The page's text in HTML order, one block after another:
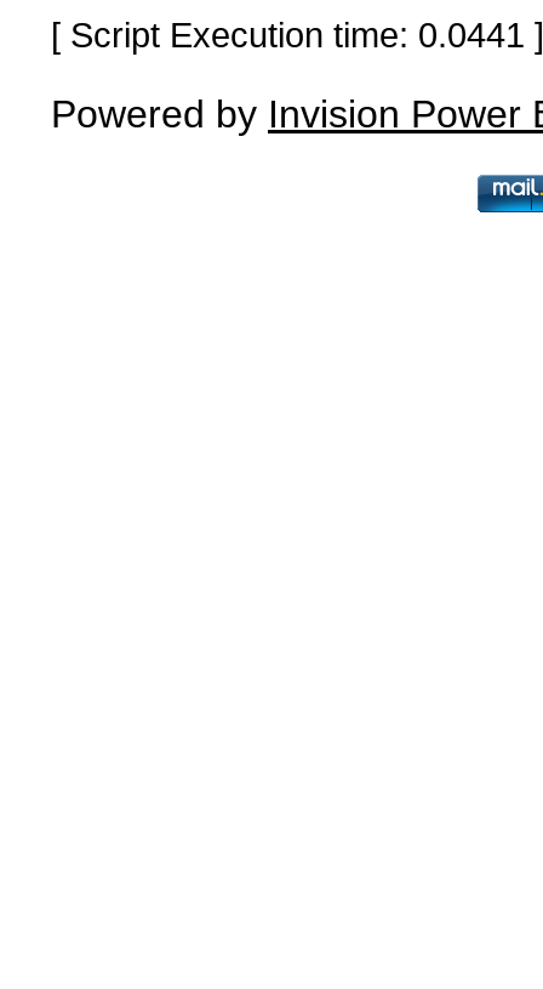
[ Script Execution time:
Powered by Invision Power